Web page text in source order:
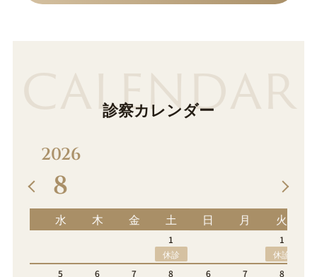
CALENDAR
診察カレンダー
休診